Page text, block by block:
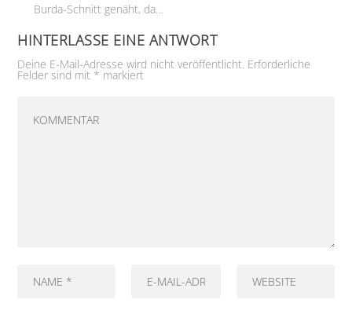
Burda-Schnitt genäht, da…
HINTERLASSE EINE ANTWORT
Deine E-Mail-Adresse wird nicht veröffentlicht. Erforderliche
Felder sind mit * markiert